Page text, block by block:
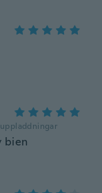
uppladdningar
bien